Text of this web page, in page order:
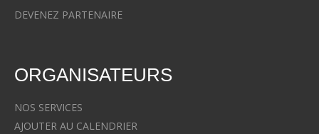
DEVENEZ PARTENAIRE
ORGANISATEURS
NOS SERVICES
AJOUTER AU CALENDRIER